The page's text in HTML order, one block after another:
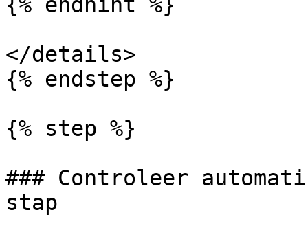
</details>
{% endstep %}
{% step %}
### Controleer
stap